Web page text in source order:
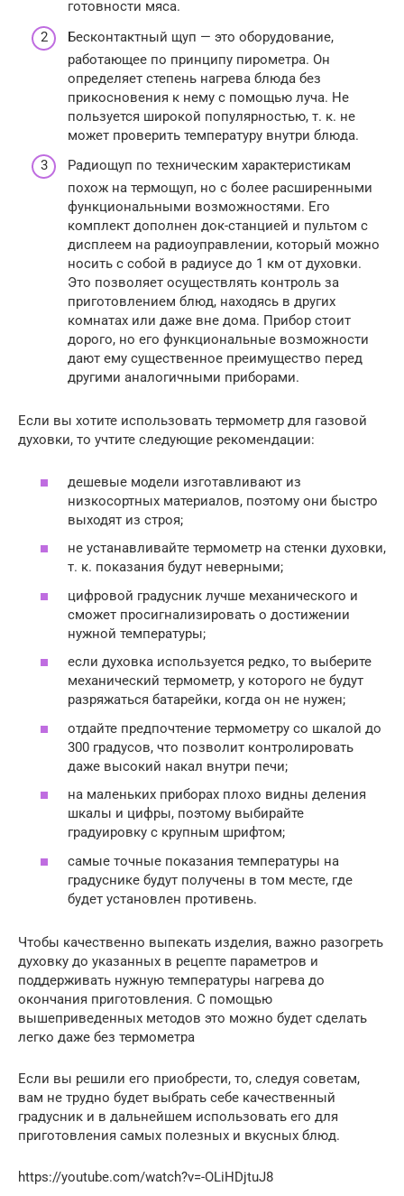
готовности мяса.
Бесконтактный щуп — это оборудование,
работающее по принципу пирометра. Он
определяет степень нагрева блюда без
прикосновения к нему с помощью луча. Не
пользуется широкой популярностью, т. к. не
может проверить температуру внутри блюда.
Радиощуп по техническим характеристикам
похож на термощуп, но с более расширенными
функциональными возможностями. Его
комплект дополнен док-станцией и пультом с
дисплеем на радиоуправлении, который можно
носить с собой в радиусе до 1 км от духовки.
Это позволяет осуществлять контроль за
приготовлением блюд, находясь в других
комнатах или даже вне дома. Прибор стоит
дорого, но его функциональные возможности
дают ему существенное преимущество перед
другими аналогичными приборами.
Если вы хотите использовать термометр для газовой
духовки, то учтите следующие рекомендации:
дешевые модели изготавливают из
низкосортных материалов, поэтому они быстро
выходят из строя;
не устанавливайте термометр на стенки духовки,
т. к. показания будут неверными;
цифровой градусник лучше механического и
сможет просигнализировать о достижении
нужной температуры;
если духовка используется редко, то выберите
механический термометр, у которого не будут
разряжаться батарейки, когда он не нужен;
отдайте предпочтение термометру со шкалой до
300 градусов, что позволит контролировать
даже высокий накал внутри печи;
на маленьких приборах плохо видны деления
шкалы и цифры, поэтому выбирайте
градуировку с крупным шрифтом;
самые точные показания температуры на
градуснике будут получены в том месте, где
будет установлен противень.
Чтобы качественно выпекать изделия, важно разогреть
духовку до указанных в рецепте параметров и
поддерживать нужную температуры нагрева до
окончания приготовления. С помощью
вышеприведенных методов это можно будет сделать
легко даже без термометра
Если вы решили его приобрести, то, следуя советам,
вам не трудно будет выбрать себе качественный
градусник и в дальнейшем использовать его для
приготовления самых полезных и вкусных блюд.
https://youtube.com/watch?v=-OLiHDjtuJ8